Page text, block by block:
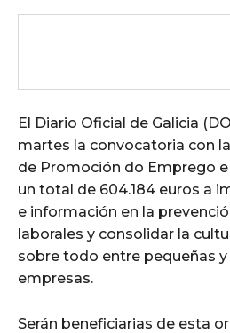
El Diario Oficial de Galicia
martes la convocatoria con
de Promoción do Emprego
un total de 604.184 euros a
e información en la
laborales y consolidar la
sobre todo entre pequeñas
empresas.
Serán beneficiarias de esta